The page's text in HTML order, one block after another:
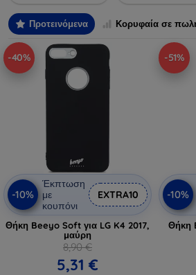
Προτεινόμενα Κορυφαία σε
-40%
-10%
Έκπτωση
με
κουπόνι
EXTRA10
Θήκη Beeyo Soft για LG K4 2017,
μαύρη
8,90 €
5,31 €
-51%
-10%
Θήκη